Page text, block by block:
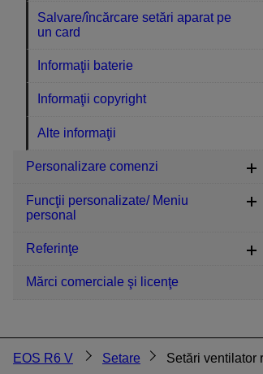
Salvare/încărcare setări aparat pe
un card
Informaţii baterie
Informaţii copyright
Alte informaţii
Personalizare comenzi
Funcţii personalizate/ Meniu
personal
Referinţe
Mărci comerciale şi licenţe
EOS R6 V Setare Setări ventilator